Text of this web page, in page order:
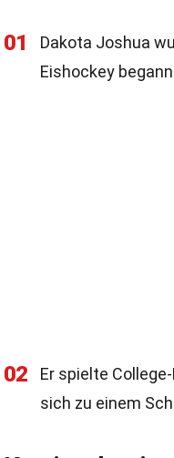
01
Dakota Joshua
Eishockey
02
Er spielte
sich zu einem